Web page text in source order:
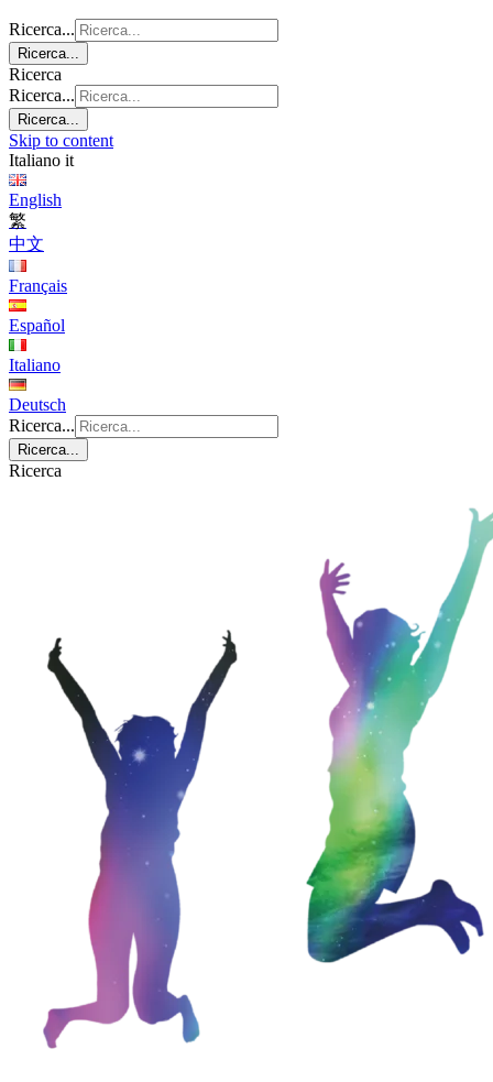
Ricerca...
Ricerca...
Ricerca
Ricerca...
Ricerca...
Skip to content
Italiano it
English
繁
中文
Français
Español
Italiano
Deutsch
Ricerca...
Ricerca...
Ricerca